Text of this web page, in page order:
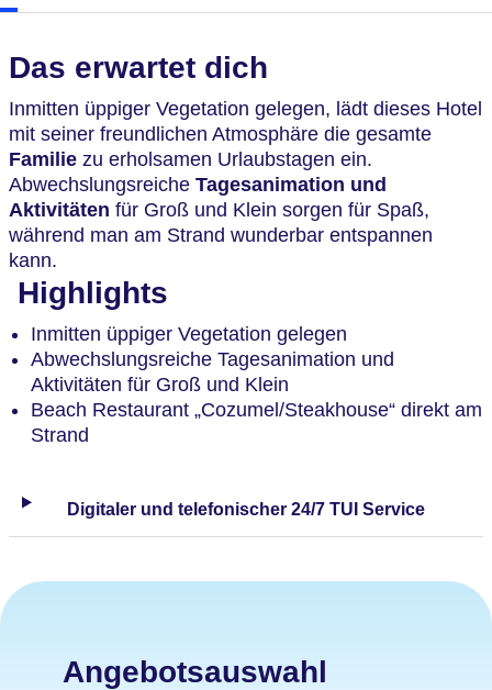
Das erwartet dich
Inmitten üppiger Vegetation gelegen, lädt dieses Hotel
mit seiner freundlichen Atmosphäre die gesamte
Familie zu erholsamen Urlaubstagen ein.
Abwechslungsreiche Tagesanimation und
Aktivitäten für Groß und Klein sorgen für Spaß,
während man am Strand wunderbar entspannen
kann.
Highlights
Inmitten üppiger Vegetation gelegen
Abwechslungsreiche Tagesanimation und
Aktivitäten für Groß und Klein
Beach Restaurant „Cozumel/Steakhouse“ direkt am
Strand
Digitaler und telefonischer 24/7 TUI Service
Angebotsauswahl